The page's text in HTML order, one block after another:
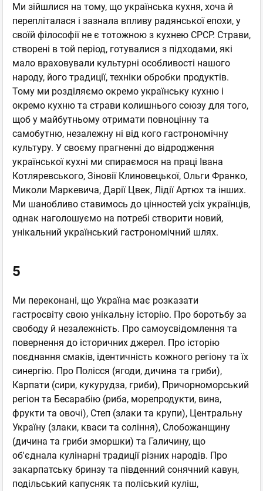
Ми зійшлися на тому, що українська кухня, хоча й
перепліталася і зазнала впливу радянської епохи, у
своїй філософії не є тотожною з кухнею СРСР. Страви,
створені в той період, готувалися з підходами, які
мало враховували культурні особливості нашого
народу, його традиції, техніки обробки продуктів.
Тому ми розділяємо окремо українську кухню і
окремо кухню та страви колишнього союзу для того,
щоб у майбутньому отримати повноцінну та
самобутню, незалежну ні від кого гастрономічну
культуру. У своєму прагненні до відродження
української кухні ми спираємося на праці Івана
Котляревського, Зіновії Клиновецької, Ольги Франко,
Миколи Маркевича, Дарії Цвек, Лідії Артюх та інших.
Ми шанобливо ставимось до цінностей усіх українців,
однак наголошуємо на потребі створити новий,
унікальний український гастрономічний шлях.
5
Ми переконані, що Україна має розказати
гастросвіту свою унікальну історію. Про боротьбу за
свободу й незалежність. Про самоусвідомлення та
повернення до історичних джерел. Про історію
поєднання смаків, ідентичність кожного регіону та їх
синергію. Про Полісся (ягоди, дичина та гриби),
Карпати (сири, кукурудза, гриби), Причорноморський
регіон та Бесарабію (риба, морепродукти, вина,
фрукти та овочі), Степ (злаки та крупи), Центральну
Україну (злаки, кваси та соління), Слобожанщину
(дичина та гриби зморшки) та Галичину, що
об'єднала кулінарні традиції різних народів. Про
закарпатську бринзу та південний сонячний кавун,
подільський капусняк та поліський куліш,